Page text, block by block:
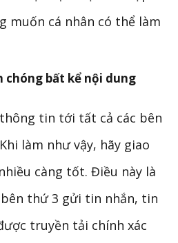
muốn cá nhân có thể làm
chóng bất kể nội dung
tin tới tất cả các bên
làm như vậy, hãy giao
càng tốt. Điều này là
thứ 3 gửi tin nhắn, tin
truyền tải chính xác